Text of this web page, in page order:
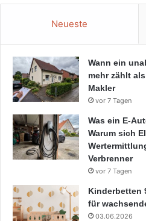
Neueste
Wann ein
mehr zählt
Makler
vor 7 Tagen
Was ein E-
Warum sich
Verbrenner
vor 7 Tagen
Kinderbetten
für
03.06.2026